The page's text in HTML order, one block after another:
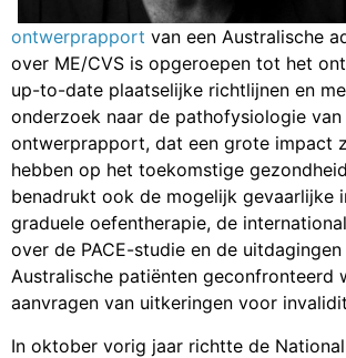
ontwerprapport van een Australische
over ME/CVS is opgeroepen tot het
up-to-date plaatselijke richtlijnen en
onderzoek naar de pathofysiologie
ontwerprapport, dat een grote impact
hebben op het toekomstige
benadrukt ook de mogelijk gevaarlijke
graduele oefentherapie, de
over de PACE-studie en de
Australische patiënten geconfronteerd
aanvragen van uitkeringen voor
In oktober vorig jaar richtte de